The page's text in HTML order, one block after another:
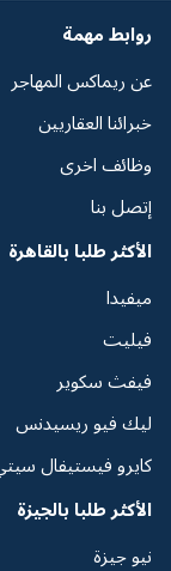
روابط مهمة
عن ريماكس المهاجر
خبرائنا العقاريين
وظائف اخرى
إتصل بنا
الأكثر طلبا بالقاهرة
ميفيدا
فيليت
فيفث سكوير
ليك فيو ريسيدنس
كايرو فيستيفال
الأكثر طلبا بالجيزة
نيو جيزة